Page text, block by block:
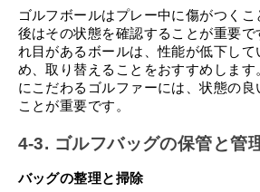
ゴルフボールはプレー中に傷がつく
後はその状態を確認することが重要で
れ目があるボールは、性能が低下して
め、取り替えることをおすすめしま
にこだわるゴルファーには、状態の良
ことが重要です。
4-3. ゴルフバッグの保管と管
バッグの整理と掃除